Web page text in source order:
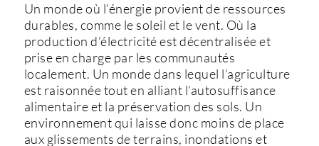
Un monde où l’énergie provient de ressources
durables, comme le soleil et le vent. Où la
production d’électricité est décentralisée et
prise en charge par les communautés
localement. Un monde dans lequel l’agriculture
est raisonnée tout en alliant l’autosuffisance
alimentaire et la préservation des sols. Un
environnement qui laisse donc moins de place
aux glissements de terrains, inondations et